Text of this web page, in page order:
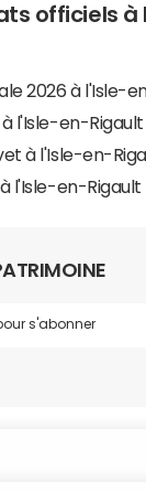
officiels à
2026 à l'Isle-
l'Isle-en-Rigault
à l'Isle-en-
l'Isle-en-Rigault